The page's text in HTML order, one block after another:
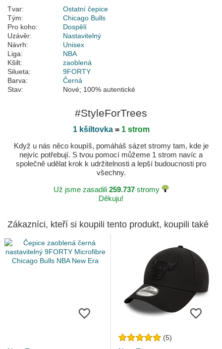
Tvar:
Ostatní čepice
Tým:
Chicago Bulls
Pro koho:
Dospělí
Uzávěr:
Nastavitelný
Návrh:
Unisex
Liga:
NBA
Kšilt:
zaoblená
Silueta:
9FORTY
Barva:
Černá
Stav:
Nové; 100% autentické
#StyleForTrees
1 kšiltovka= 1 strom
Když u nás něco koupíš, pomáháš sázet stromy tam, kde je
nejvíc potřebují. S tvou pomocí můžeme 1 strom navíc a
společně udělat krok k udržitelnosti a lepší budoucnosti pro
všechny.
Už jsme zasadili 259.737stromy
Děkuju!
Zákazníci, kteří si koupili tento produkt, koupili také
(5)